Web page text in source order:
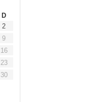
D
2
9
16
23
30